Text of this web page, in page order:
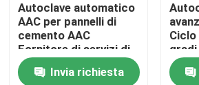
Visita alla fabbrica
Controllo della qualità
Autoclave automatico
AAC per pannelli di
cemento AAC
Fornitore di servizi di
produzione
Invia richiesta
gradi